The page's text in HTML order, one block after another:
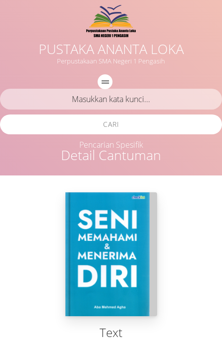
PUSTAKA ANANTA LOKA
Perpustakaan SMA Negeri 1 Pengasih
Detail Cantuman
CARI
Pencarian Spesifik
Text